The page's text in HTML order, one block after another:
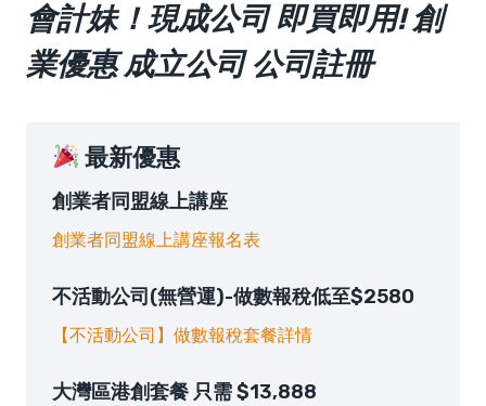
會計妹！現成公司 即買即用! 創
業優惠 成立公司 公司註冊
最新優惠
創業者同盟線上講座
創業者同盟線上講座報名表
不活動公司(無營運)-做數報稅低至$2580
【不活動公司】做數報稅套餐詳情
大灣區港創套餐 只需 $13,888